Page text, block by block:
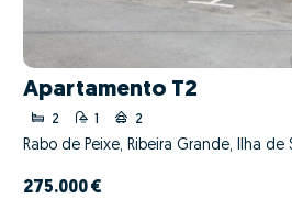
Apartamento T2
2 1 2
Rabo de Peixe, Ribeira Grande, Ilha de
275.000 €